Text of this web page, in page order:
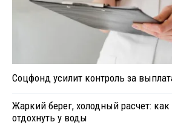
Соцфонд усилит контроль за
Жаркий берег, холодный расчет: как
отдохнуть у воды